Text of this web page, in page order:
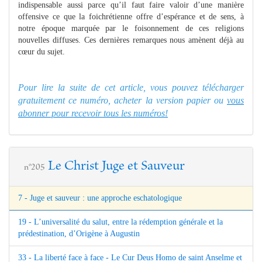
indispensable aussi parce qu’il faut faire valoir d’une manière
offensive ce que la foichrétienne offre d’espérance et de sens, à
notre époque marquée par le foisonnement de ces religions
nouvelles diffuses. Ces dernières remarques nous amènent déjà au
cœur du sujet.
Pour lire la suite de cet article, vous pouvez télécharger
gratuitement ce numéro, acheter la version papier ou vous
abonner pour recevoir tous les numéros!
n°205 Le Christ Juge et Sauveur
7 - Juge et sauveur : une approche eschatologique
19 - L’universalité du salut, entre la rédemption générale et la
prédestination, d’Origène à Augustin
33 - La liberté face à face - Le Cur Deus Homo de saint Anselme et